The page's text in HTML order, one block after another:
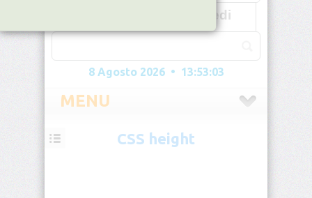
Accedi
8 Agosto 2026 • 13:53:06
MENU
CSS CSS height